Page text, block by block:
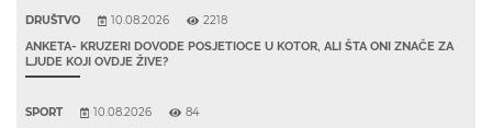
DRUŠTVO 10.08.2026 2218
ANKETA- KRUZERI DOVODE POSJETIOCE U KOTOR, ALI ŠTA ONI ZNAČE ZA
LJUDE KOJI OVDJE ŽIVE?
SPORT 10.08.2026 84